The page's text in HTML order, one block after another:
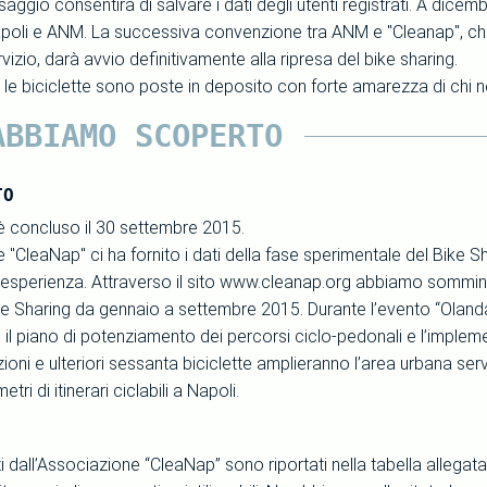
consentirà di salvare i dati degli utenti registrati. A
e ANM. La successiva convenzione tra ANM e "Cleanap",
darà avvio definitivamente alla ripresa del bike sharing.
biciclette sono poste in deposito con forte amarezza di chi
SCOPERTO
concluso il 30 settembre 2015.
"CleaNap" ci ha fornito i dati della fase sperimentale del Bike
Attraverso il sito www.cleanap.org abbiamo
Sharing da gennaio a settembre 2015. Durante l’evento
piano di potenziamento dei percorsi ciclo-pedonali e
e ulteriori sessanta biciclette amplieranno l’area urbana
di itinerari ciclabili a Napoli.
dall’Associazione “CleaNap” sono riportati nella tabella